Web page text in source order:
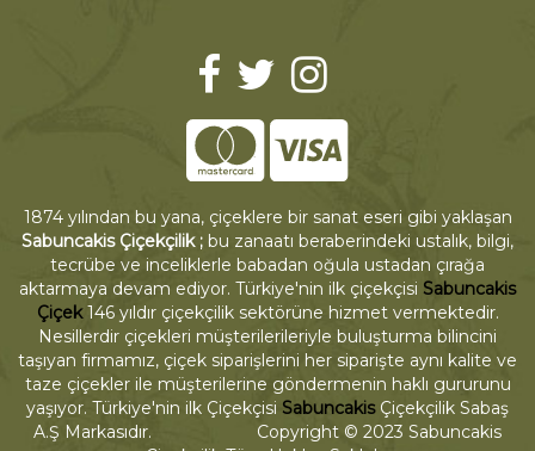
1874 yılından bu yana, çiçeklere bir sanat eseri gibi yaklaşan
Sabuncakis Çiçekçilik ; bu zanaatı beraberindeki ustalık, bilgi,
tecrübe ve inceliklerle babadan oğula ustadan çırağa
aktarmaya devam ediyor. Türkiye'nin ilk çiçekçisi Sabuncakis
Çiçek146 yıldır çiçekçilik sektörüne hizmet vermektedir.
Nesillerdir çiçekleri müşterilerileriyle buluşturma bilincini
taşıyan firmamız, çiçek siparişlerini her siparişte aynı kalite ve
taze çiçekler ile müşterilerine göndermenin haklı gururunu
yaşıyor. Türkiye'nin ilk Çiçekçisi SabuncakisÇiçekçilik Sabaş
A.Ş Markasıdır. Copyright © 2023 Sabuncakis